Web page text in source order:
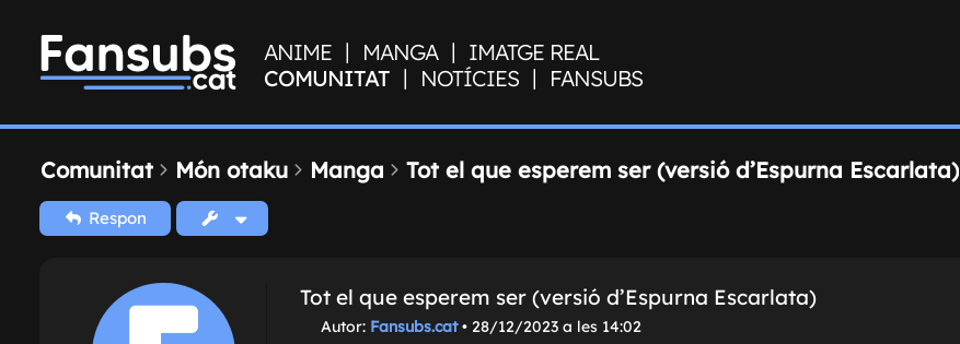
ANIME | MANGA | IMATGE REAL
COMUNITAT | NOTÍCIES | FANSUBS
Comunitat Món otaku Manga Tot el que esperem ser (versió d’Espurna Escarlata)
Respon
Tot el que esperem ser (versió d’Espurna Escarlata)
M
Autor: Fansubs.cat• 28/12/2023 a les 14:02